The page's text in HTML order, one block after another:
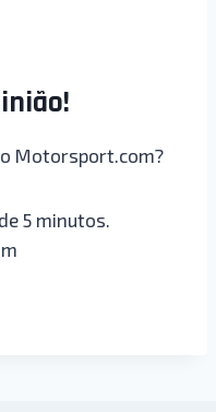
Motorsport.com?
5 minutos.